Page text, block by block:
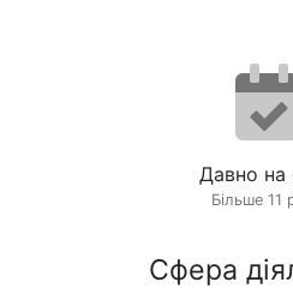
Давно на
Більше 11
Сфера